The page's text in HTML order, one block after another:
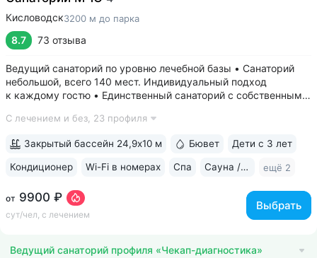
Кисловодск3200 м до парка
8.7 73 отзыва
Ведущий санаторий по уровню лечебной базы • Санаторий
небольшой, всего 140 мест. Индивидуальный подход
к каждому гостю • Единственный санаторий c собственными
комплекс CON-TREX (Германия) для диагностики
С лечением и без, 23 профиля
от 9900 ₽
сут/чел, с лечением
Выбрать
Закрытый бассейн 24,9х10 м Бювет Дети с 3 лет
Кондиционер Wi-Fi в номерах Спа Сауна / хаммам ещё 2
Ведущий санаторий профиля «Чекап-диагностика»